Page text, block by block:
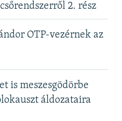
2. rész
OTP-vezérnek az
is meszesgödörbe
áldozataira